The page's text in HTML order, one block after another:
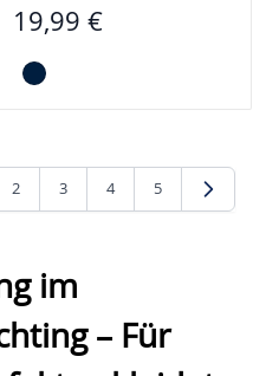
19,99 €
gerade Seite
Seite
2 Seite
3 Seite
4 Seite
5
im
– Für